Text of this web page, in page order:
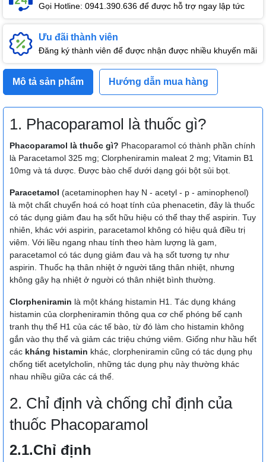
Gọi Hotline: 0941.390.636 để được hỗ trợ ngay lập tức
Ưu đãi thành viên
Đăng ký thành viên để được nhận được nhiều khuyến mãi
Mô tả sản phẩm Hướng dẫn mua hàng
1. Phacoparamol là thuốc gì?
Phacoparamol là thuốc gì? Phacoparamol có thành phần chính
là Paracetamol 325 mg; Clorpheniramin maleat 2 mg; Vitamin B1
10mg và tá dược. Được bào chế dưới dạng gói bột sủi bọt.
Paracetamol (acetaminophen hay N - acetyl - p - aminophenol)
là một chất chuyển hoá có hoạt tính của phenacetin, đây là thuốc
có tác dụng giảm đau hạ sốt hữu hiệu có thể thay thế aspirin. Tuy
nhiên, khác với aspirin, paracetamol không có hiệu quả điều trị
viêm. Với liều ngang nhau tính theo hàm lượng là gam,
paracetamol có tác dụng giảm đau và hạ sốt tương tự như
aspirin. Thuốc hạ thân nhiệt ở người tăng thân nhiệt, nhưng
không gây hạ nhiệt ở người có thân nhiệt bình thường.
Clorpheniramin là một kháng histamin H1. Tác dụng kháng
histamin của clorpheniramin thông qua cơ chế phóng bế cạnh
tranh thụ thể H1 của các tế bào, từ đó làm cho histamin không
gắn vào thụ thể và giảm các triệu chứng viêm. Giống như hầu hết
các kháng histamin khác, clorpheniramin cũng có tác dụng phụ
chống tiết acetylcholin, những tác dụng phụ này thường khác
nhau nhiều giữa các cá thể.
2. Chỉ định và chống chỉ định của
thuốc Phacoparamol
2.1.Chỉ định